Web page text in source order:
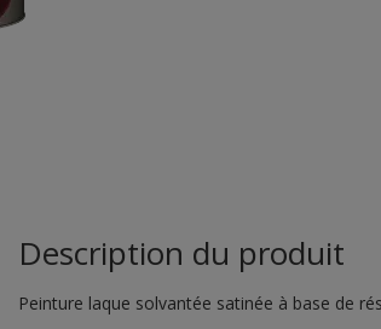
Description du produit
Peinture laque solvantée satinée à base de